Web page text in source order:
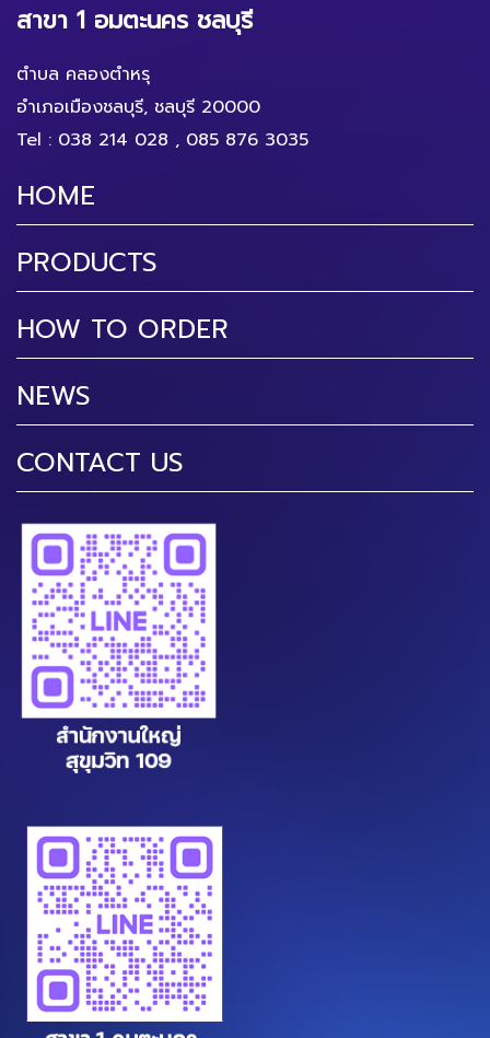
สาขา 1 อมตะนคร ชลบุรี
ตำบล คลองตำหรุ
อำเภอเมืองชลบุรี, ชลบุรี 20000
Tel : 038 214 028 , 085 876 3035
HOME
PRODUCTS
HOW TO ORDER
NEWS
CONTACT US